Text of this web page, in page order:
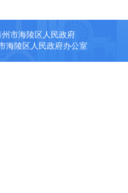
市海陵区人民政府
海陵区人民政府办公室